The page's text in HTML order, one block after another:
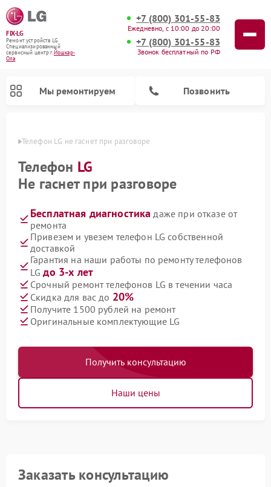
FIX-LG
Ремонт устройств LG
Специализированный
cервисный центр г.Йошкар-
Ола
+7 (800) 301-55-83
Ежедневно, с 10:00 до 20:00
+7 (800) 301-55-83
Звонок бесплатный по РФ
Мы ремонтируем Позвонить
Телефон LG не гаснет при разговоре
Телефон LG
Не гаснет при разговоре
Бесплатная диагностика даже при отказе от
ремонта
Привезем и увезем телефон LG собственной
доставкой
Гарантия на наши работы по ремонту телефонов
LGдо 3-х лет
Срочный ремонт телефонов LG в течении часа
Скидка для вас до 20%
Получите 1500 рублей на ремонт
Оригинальные комплектующие LG
Получить консультацию
Наши цены
Заказать консультацию